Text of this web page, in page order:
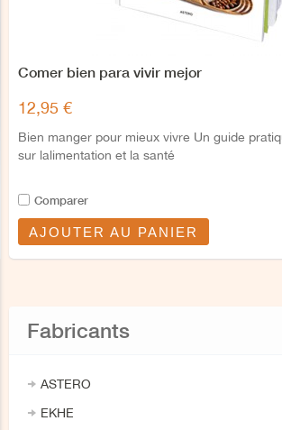
Comer bien para vivir mejor
12,95 €
Bien manger pour mieux vivre Un guide
sur lalimentation et la santé
Comparer
AJOUTER AU PANIER
Fabricants
ASTERO
EKHE